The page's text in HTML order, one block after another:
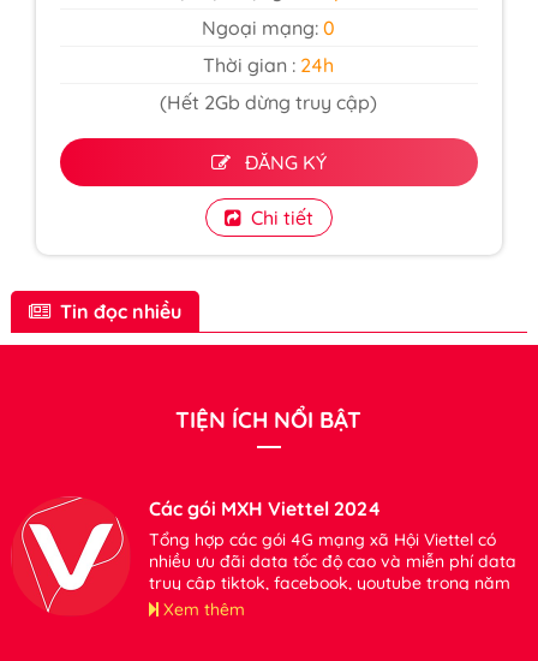
Ngoại mạng:0
Thời gian : 24h
(Hết 2Gb dừng truy cập)
ĐĂNG KÝ
Chi tiết
Tin đọc nhiều
TIỆN ÍCH NỔI BẬT
Các gói MXH Viettel 2024
Tổng hợp các gói 4G mạng xã Hội Viettel có
nhiều ưu đãi data tốc độ cao và miễn phí data
truy cập tiktok, facebook, youtube trong năm
2024. Mời bạn tham khảo đăng ký sử dụng khi
Xem thêm